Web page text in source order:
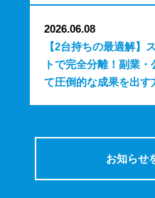
2026.06.08
【2台持ちの最適解】
トで完全分離！副業
て圧倒的な成果を出す
お知らせ